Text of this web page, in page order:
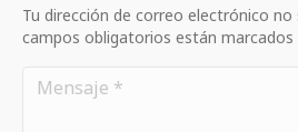
Tu dirección de correo electrónico no
campos obligatorios están